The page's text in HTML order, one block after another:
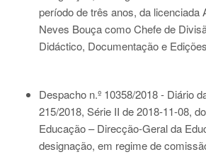
período de três anos, da licenciada
Neves Bouça como Chefe de
Didáctico, Documentação e Edições
Despacho n.º 10358/2018 - Diário
215/2018, Série II de 2018-11-08,
Educação – Direcção-Geral da
designação, em regime de